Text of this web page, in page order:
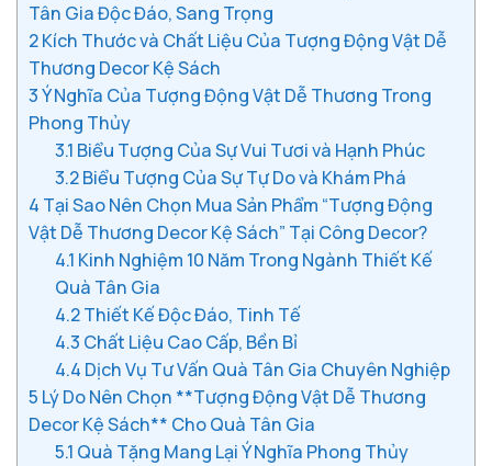
Tân Gia Độc Đáo, Sang Trọng
2Kích Thước và Chất Liệu Của Tượng Động Vật Dễ
Thương Decor Kệ Sách
3Ý Nghĩa Của Tượng Động Vật Dễ Thương Trong
Phong Thủy
3.1 Biểu Tượng Của Sự Vui Tươi và Hạnh Phúc
3.2Biểu Tượng Của Sự Tự Do và Khám Phá
4 Tại Sao Nên Chọn Mua Sản Phẩm “Tượng Động
Vật Dễ Thương Decor Kệ Sách” Tại Công Decor?
4.1 Kinh Nghiệm 10 Năm Trong Ngành Thiết Kế
Quà Tân Gia
4.2Thiết Kế Độc Đáo, Tinh Tế
4.3 Chất Liệu Cao Cấp, Bền Bỉ
4.4 Dịch Vụ Tư Vấn Quà Tân Gia Chuyên Nghiệp
5 Lý Do Nên Chọn **Tượng Động Vật Dễ Thương
Decor Kệ Sách** Cho Quà Tân Gia
5.1 Quà Tặng Mang Lại Ý Nghĩa Phong Thủy